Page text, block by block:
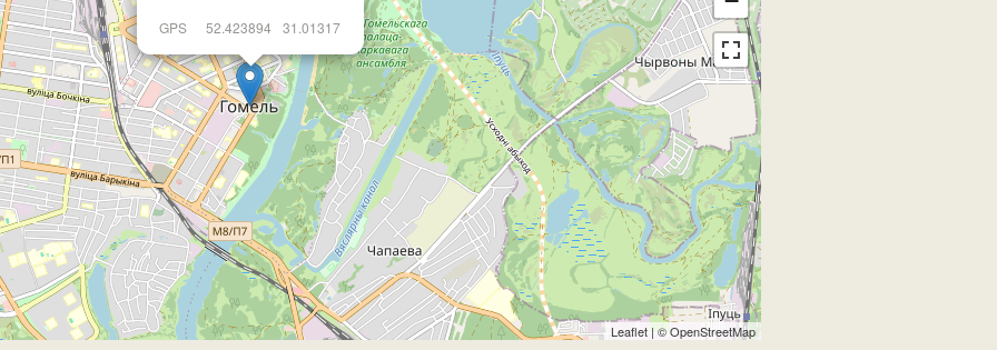
GPS
52.423894 31.01317
Leaflet | ©OpenStreetMap